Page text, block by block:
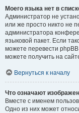
Моего языка нет в
Администратор не
или же просто никто не
администратора
языковой пакет. Если
можете перевести
можете получить на
Вернуться к началу
Что означают
Вместе с именем
Одно из них может